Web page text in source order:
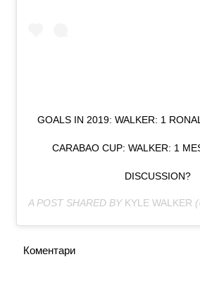
GOALS IN 2019: WALKER: 1
CARABAO CUP: WALKER: 1
DISCUSSION?
A POST SHARED BY KYLE WALKER
Коментари